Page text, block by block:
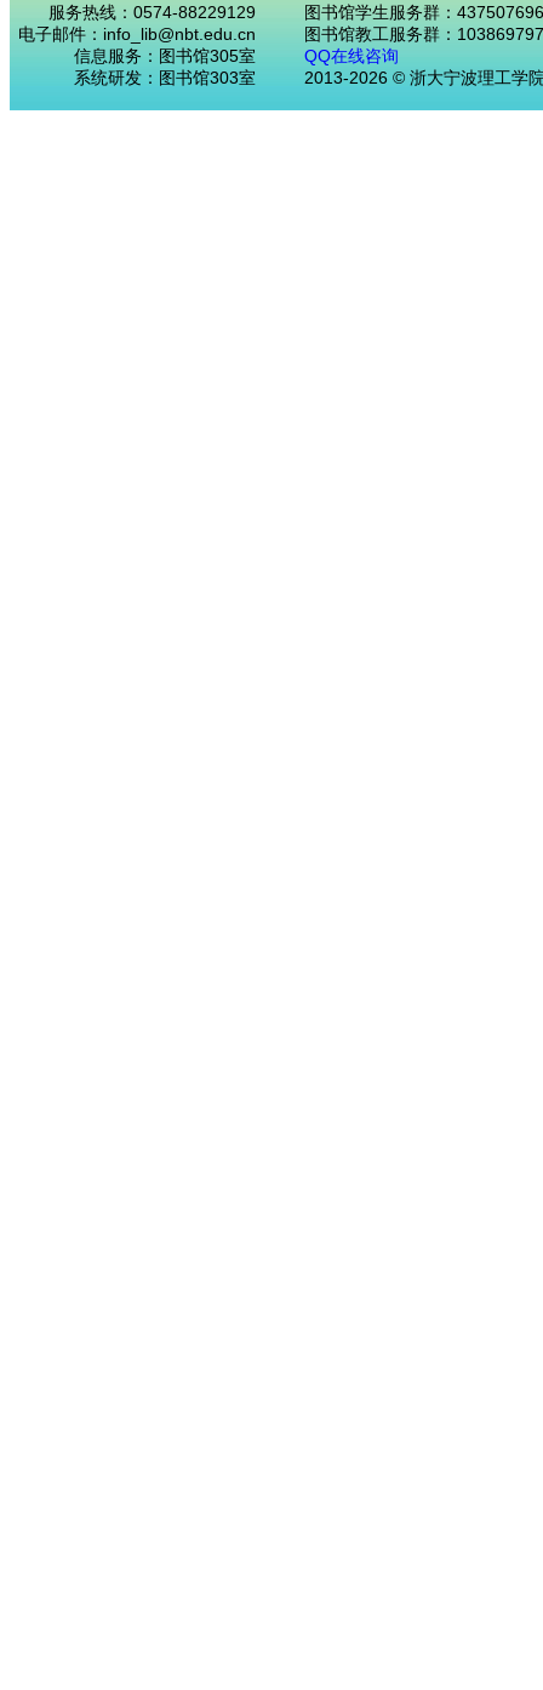
服务热线：0574-88229129
电子邮件：info_lib@nbt.edu.cn
信息服务：图书馆305室
系统研发：图书馆303室
图书馆学生服务群：437507696
图书馆教工服务群：
QQ在线咨询
2013-2026 © 浙大宁波理工学